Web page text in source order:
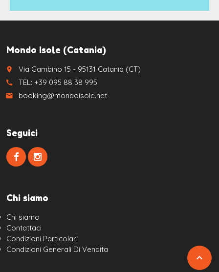

Mondo Isole (Catania)
place Via Gambino 15 - 95131 Catania (CT)
call TEL: +39 095 88 38 995
email booking@mondoisole.net
Seguici
Chi siamo
Chi siamo
Contattaci
Condizioni Particolari
Condizioni Generali Di Vendita